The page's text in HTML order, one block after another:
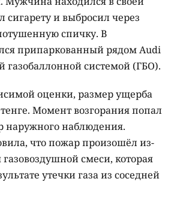
и выбросил через
спичку. В
припаркованный рядом Audi
газобаллонной системой (ГБО).
оценки, размер ущерба
Момент возгорания попал
наружного наблюдения.
что пожар произошёл из-
смеси, которая
утечки газа из соседней